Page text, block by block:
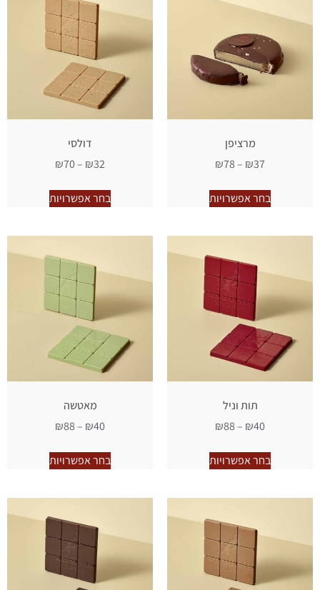
מרציפן
₪37
–
₪78
בחר אפשרויות
דולסי
₪32
–
₪70
בחר אפשרויות
תות וניל
₪40
–
₪88
בחר אפשרויות
מאטשה
₪40
–
₪88
בחר אפשרויות